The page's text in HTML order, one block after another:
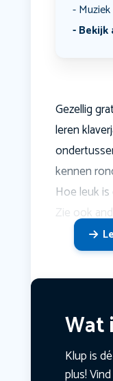
Muziek
Gezellig
leren
kennen
Hoe leuk is
Zie ook
Wat
Klup is
plus!